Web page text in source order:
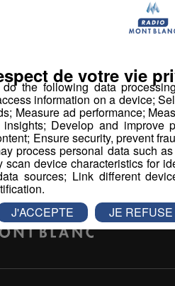
les articles
the following data
information on a device;
Measure ad performance;
Develop and improve
Ensure security, prevent
process personal data such
scan device characteristics for
sources; Link different
de votre vie
J'ACCEPTE JE REFUSE